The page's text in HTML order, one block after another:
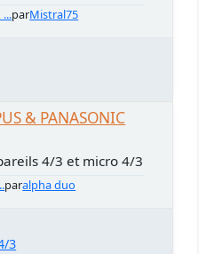
parMistral75
& PANASONIC
4/3 et micro 4/3
paralpha duo
3